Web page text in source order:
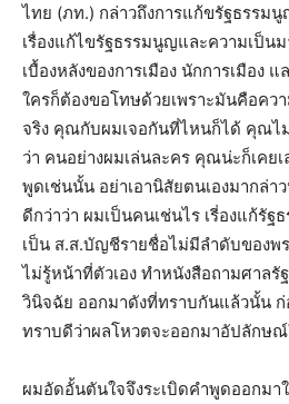
ไทย (ภท.) กล่าวถึงการแก้ขรัฐธรรม
เรื่องแก้ไขรัฐธรรมนูญและความเป็น
เบื้องหลังของการเมือง นักการเมือง
ใครก็ต้องขอโทษด้วยเพราะมันคือคว
จริง คุณกับผมเจอกันที่ไหนก็ได้ คุณไ
ว่า คนอย่างผมเล่นละคร คุณน่ะก็เคย
พูดเช่นนั้น อย่าเอานิสัยตนเองมากล่า
ดีกว่าว่า ผมเป็นคนเช่นไร เรี่องแก้รั
เป็น ส.ส.บัญชีรายชื่อไม่มีลำดับของพ
ไม่รู้หน้าที่ตัวเอง ทำหนังสือถามศาล
วินิจฉัย ออกมาดังที่ทราบกันแล้วนั้น
ทราบดีว่าผลโหวตจะออกมาอัปลักษ
ผมอัดอั้นตันใจจึงระเบิดคำพูดออกม